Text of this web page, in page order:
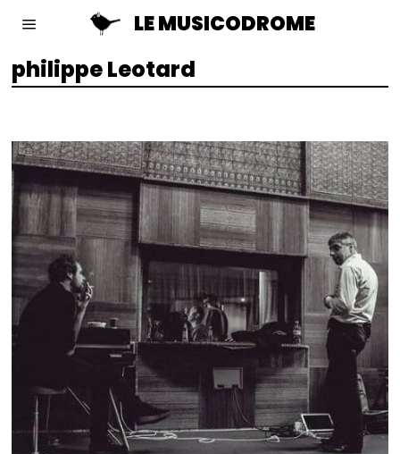
LE MUSICODROME
philippe Leotard